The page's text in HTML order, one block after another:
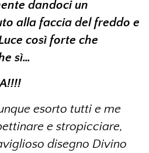
dandoci un
alla faccia del freddo e
così forte che
sì…
esorto tutti e me
e stropicciare,
disegno Divino